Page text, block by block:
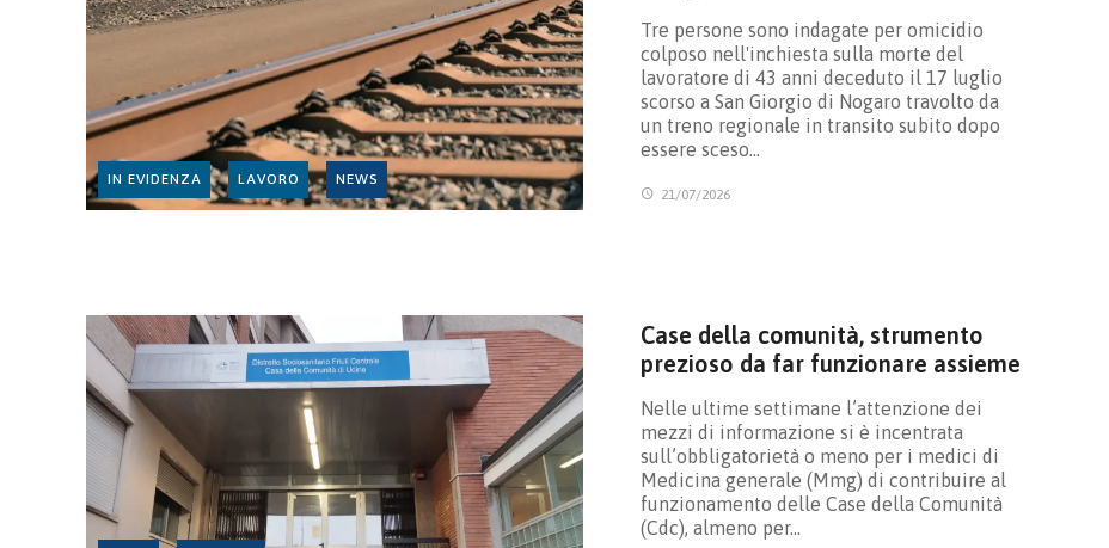
IN EVIDENZA LAVORO NEWS
Tre persone sono indagate per omicidio
colposo nell'inchiesta sulla morte del
lavoratore di 43 anni deceduto il 17 luglio
scorso a San Giorgio di Nogaro travolto da
un treno regionale in transito subito dopo
essere sceso…
21/07/2026
Case della comunità, strumento
prezioso da far funzionare assieme
Nelle ultime settimane l’attenzione dei
mezzi di informazione si è incentrata
sull’obbligatorietà o meno per i medici di
Medicina generale (Mmg) di contribuire al
funzionamento delle Case della Comunità
(Cdc), almeno per…